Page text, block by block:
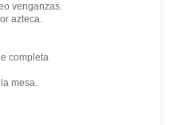
venganzas.
azteca.
completa
mesa.